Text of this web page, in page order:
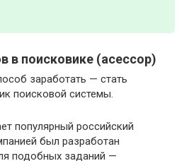
в поисковике (асессор)
заработать — стать
поисковой системы.
популярный российский
был разработан
подобных заданий —